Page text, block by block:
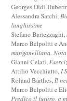
Georges Didi-
Alessandra Sarchi,
lunghissime
Stefano Bartezzaghi,
Marco Belpoliti e
manganelliana.
Gianni Celati,
Attilio Vecchiatto,I
Roland Barthes,Il
Marco Belpoliti e
Predico il futuro, a